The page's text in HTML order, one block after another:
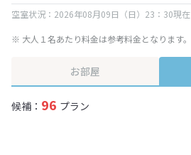
空室状況：2026年08月09日（日）23：30現在
※ 大人１名あたり料金は参考料金となります。
お部屋
候補： 96 プラン